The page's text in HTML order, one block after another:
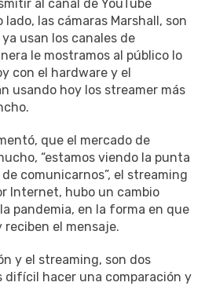
al canal de YouTube
las cámaras Marshall, son
usan los canales de
le mostramos al público lo
con el hardware y el
usando hoy los streamer más
que el mercado de
“estamos viendo la punta
comunicarnos”, el streaming
Internet, hubo un cambio
pandemia, en la forma en que
reciben el mensaje.
y el streaming, son dos
difícil hacer una comparación y